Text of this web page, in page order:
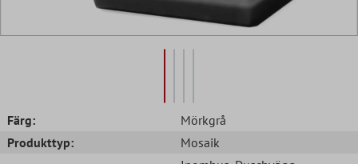
Färg:
Mörkgrå
Produkttyp:
Mosaik